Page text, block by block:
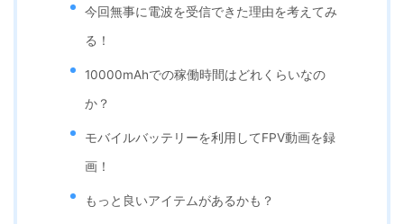
今回無事に電波を受信できた理由を考えてみ
る！
10000mAhでの稼働時間はどれくらいなの
か？
モバイルバッテリーを利用してFPV動画を録
画！
もっと良いアイテムがあるかも？